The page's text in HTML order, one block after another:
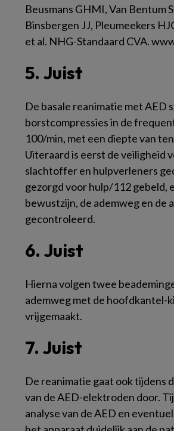
Beusmans GHMI, Van Bentum
Binsbergen JJ, Pleumeekers
et al. NHG-Standaard CVA.
5. Juist
De basale reanimatie met AED
borstcompressies in de
100/min, met een diepte van
Uiteraard is eerst de veiligheid
slachtoffer en hulpverleners
gezorgd voor hulp/112 gebeld,
bewustzijn, de ademweg en de
gecontroleerd.
6. Juist
Hierna volgen twee
ademweg met de hoofdkantel-
vrijgemaakt.
7. Juist
De reanimatie gaat ook tijdens
van de AED-elektroden door.
analyse van de AED en